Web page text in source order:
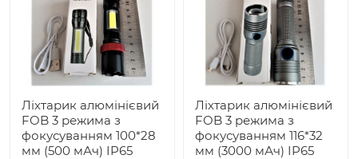
Ліхтарик алюмінієвий
FOB 3 режима з
фокусуванням 100*28
мм (500 мАч) IP65
Ліхтарик алюмінієвий
FOB 3 режима з
фокусуванням 116*32
мм (3000 мАч) IP65